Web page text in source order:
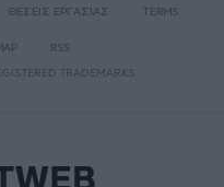
ΘΕΣΕΙΣ ΕΡΓΑΣΙΑΣ TERMS
RSS
TRADEMARKS